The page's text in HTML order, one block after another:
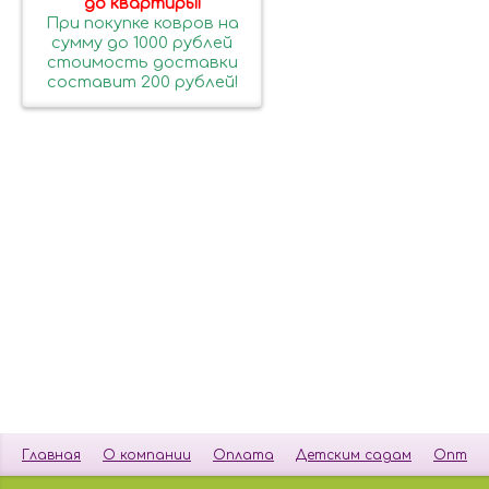
При покупке ковров на
сумму до 1000 рублей
стоимость доставки
составит 200 рублей!
Главная О компании Оплата Детским садам Опт